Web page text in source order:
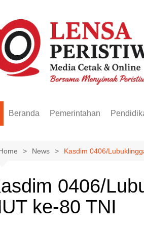
Beranda Pemerintahan
News Kasdim 0406/
0406/
ke-80 TNI